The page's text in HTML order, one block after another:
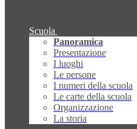
Scuola
Panoramica
Presentazione
I luoghi
Le persone
I numeri della scuola
Le carte della scuola
Organizzazione
La storia